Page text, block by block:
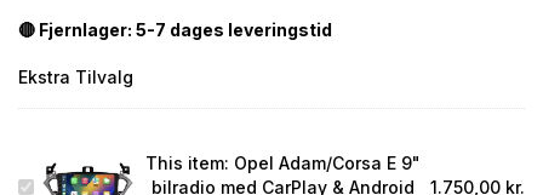
🔴 Fjernlager: 5-7 dages leveringstid
Ekstra Tilvalg
Opel
This item: Opel Adam/Corsa E 9"
bilradio med CarPlay & Android
1.750,00 kr.